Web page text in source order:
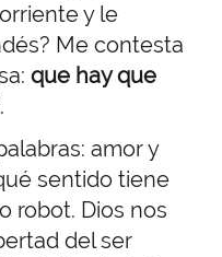
y le
Me contesta
que hay que
.
amor y
sentido tiene
robot. Dios nos
del ser